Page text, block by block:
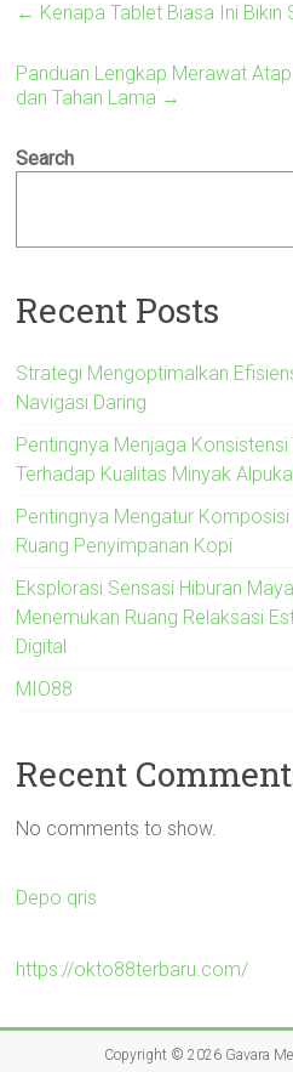
← Kenapa Tablet Biasa Ini Bikin
Panduan Lengkap Merawat
dan Tahan Lama →
Search
Recent Posts
Strategi Mengoptimalkan
Navigasi Daring
Pentingnya Menjaga
Terhadap Kualitas Minyak
Pentingnya Mengatur
Ruang Penyimpanan Kopi
Eksplorasi Sensasi Hiburan
Menemukan Ruang Relaksasi
Digital
MIO88
Recent
No comments to show.
Depo qris
https://okto88terbaru.com/
Copyright © 2026 Gavara